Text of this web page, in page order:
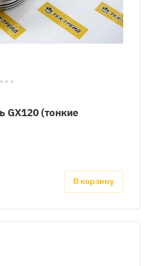
GX120 (тонкие
В корзину